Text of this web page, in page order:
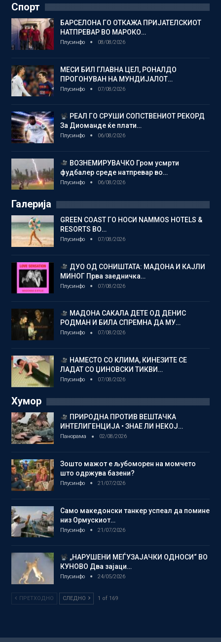
Спорт
БАРСЕЛОНА ГО ОТКАЖА ПРИЈАТЕЛСКИОТ
НАТПРЕВАР ВО МАРОКО…
Плусинфо 08/08/2026
МЕСИ БИЛ ГЛАВНА ЦЕЛ, РОНАЛДО
ПРОГОНУВАН НА МУНДИЈАЛОТ…
Плусинфо 07/08/2026
РЕАЛ ГО СРУШИ СОПСТВЕНИОТ РЕКОРД
За Диоманде ќе плати…
Плусинфо 06/08/2026
ВОЗНЕМИРУВАЧКО Гром усмрти
фудбалер среде натпревар во…
Плусинфо 06/08/2026
Галерија
GREEN COAST ГО НОСИ NAMMOS HOTELS &
RESORTS ВО…
Плусинфо 07/08/2026
ДУО ОД СОНИШТАТА: МАДОНА И КАЈЛИ
МИНОГ Прва заедничка…
Плусинфо 07/08/2026
МАДОНА САКАЛА ДЕТЕ ОД ДЕНИС
РОДМАН И БИЛА СПРЕМНА ДА МУ…
Плусинфо 07/08/2026
НАМЕСТО СО КЛИМА, КИНЕЗИТЕ СЕ
ЛАДАТ СО ЏИНОВСКИ ТИКВИ…
Плусинфо 07/08/2026
Хумор
ПРИРОДНА ПРОТИВ ВЕШТАЧКА
ИНТЕЛИГЕНЦИЈА • ЗНАЕ ЛИ НЕКОЈ…
Панорама 02/08/2026
Зошто мажот е љубоморен на момчето
што одржува базени?
Плусинфо 21/07/2026
Само македонски танкер успеал да помине
низ Ормускиот…
Плусинфо 21/07/2026
„НАРУШЕНИ МЕЃУЗАЈАЧКИ ОДНОСИ“ ВО
КУНОВО Два зајаци…
Плусинфо 24/05/2026
ПРЕТХОДНО СЛЕДНО 1 of 169